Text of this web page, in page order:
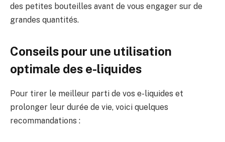
des petites bouteilles avant de vous engager sur de
grandes quantités.
Conseils pour une utilisation
optimale des e-liquides
Pour tirer le meilleur parti de vos e-liquides et
prolonger leur durée de vie, voici quelques
recommandations :